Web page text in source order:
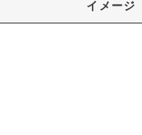
イメージ